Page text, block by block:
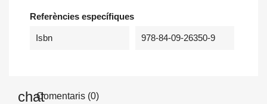
Referències específiques
Isbn 978-84-09-26350-9
Comentaris (0)